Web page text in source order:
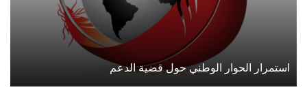
استمرار الحوار الوطني حول قضية الدعم